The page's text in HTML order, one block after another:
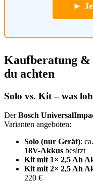
►
Kaufberatung &
du achten
Solo vs. Kit – was
DerBosch
Varianten angeboten:
Solo (nur Gerät):
18V-Akkus besitzt
Kit mit 1× 2,5 Ah
Kit mit 2× 2,5 Ah
220 €